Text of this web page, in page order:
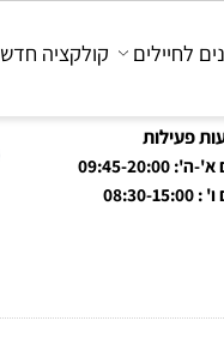
20:00
לחיילים קולקציה חדשה